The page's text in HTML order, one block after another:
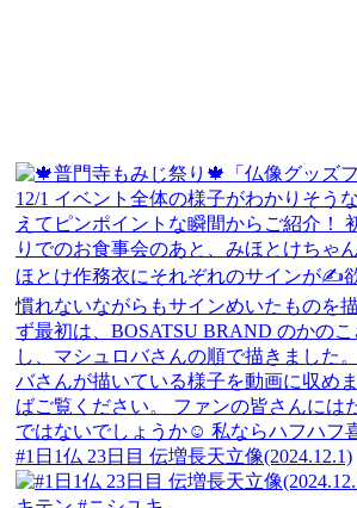
#1日1仏 23日目 伝増長天立像(2024.12.1)